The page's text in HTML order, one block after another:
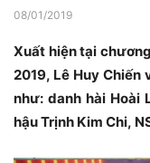
08/01/2019
Xuất hiện tại
2019, Lê Huy Chiến
như: danh hài Hoài
hậu Trịnh Kim Chi,